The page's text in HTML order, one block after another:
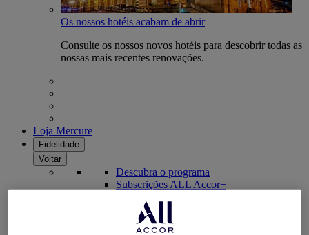
Os nossos hotéis acabam de abrir
Consulte os nossos novos hotéis para descobrir todas as
nossas mais recentes renovações.
Loja Mercure
Fidelidade
Voltar
Descubra o programa
Subscrições ALL Accor+